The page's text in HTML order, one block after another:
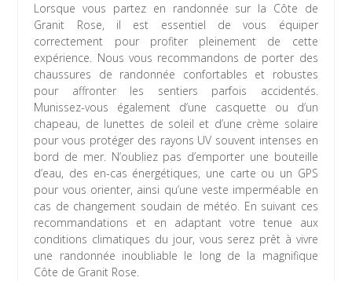
Lorsque vous partez en randonnée sur la Côte de
Granit Rose, il est essentiel de vous équiper
correctement pour profiter pleinement de cette
expérience. Nous vous recommandons de porter des
chaussures de randonnée confortables et robustes
pour affronter les sentiers parfois accidentés.
Munissez-vous également d’une casquette ou d’un
chapeau, de lunettes de soleil et d’une crème solaire
pour vous protéger des rayons UV souvent intenses en
bord de mer. N’oubliez pas d’emporter une bouteille
d’eau, des en-cas énergétiques, une carte ou un GPS
pour vous orienter, ainsi qu’une veste imperméable en
cas de changement soudain de météo. En suivant ces
recommandations et en adaptant votre tenue aux
conditions climatiques du jour, vous serez prêt à vivre
une randonnée inoubliable le long de la magnifique
Côte de Granit Rose.